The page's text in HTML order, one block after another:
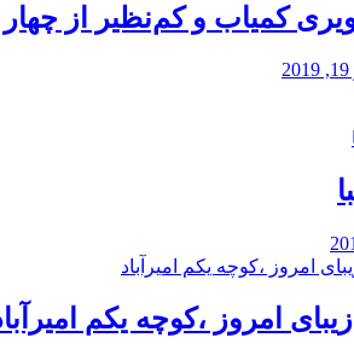
کمیاب و کم‌نظیر از چهار راه
امروز ،کوچه یکم